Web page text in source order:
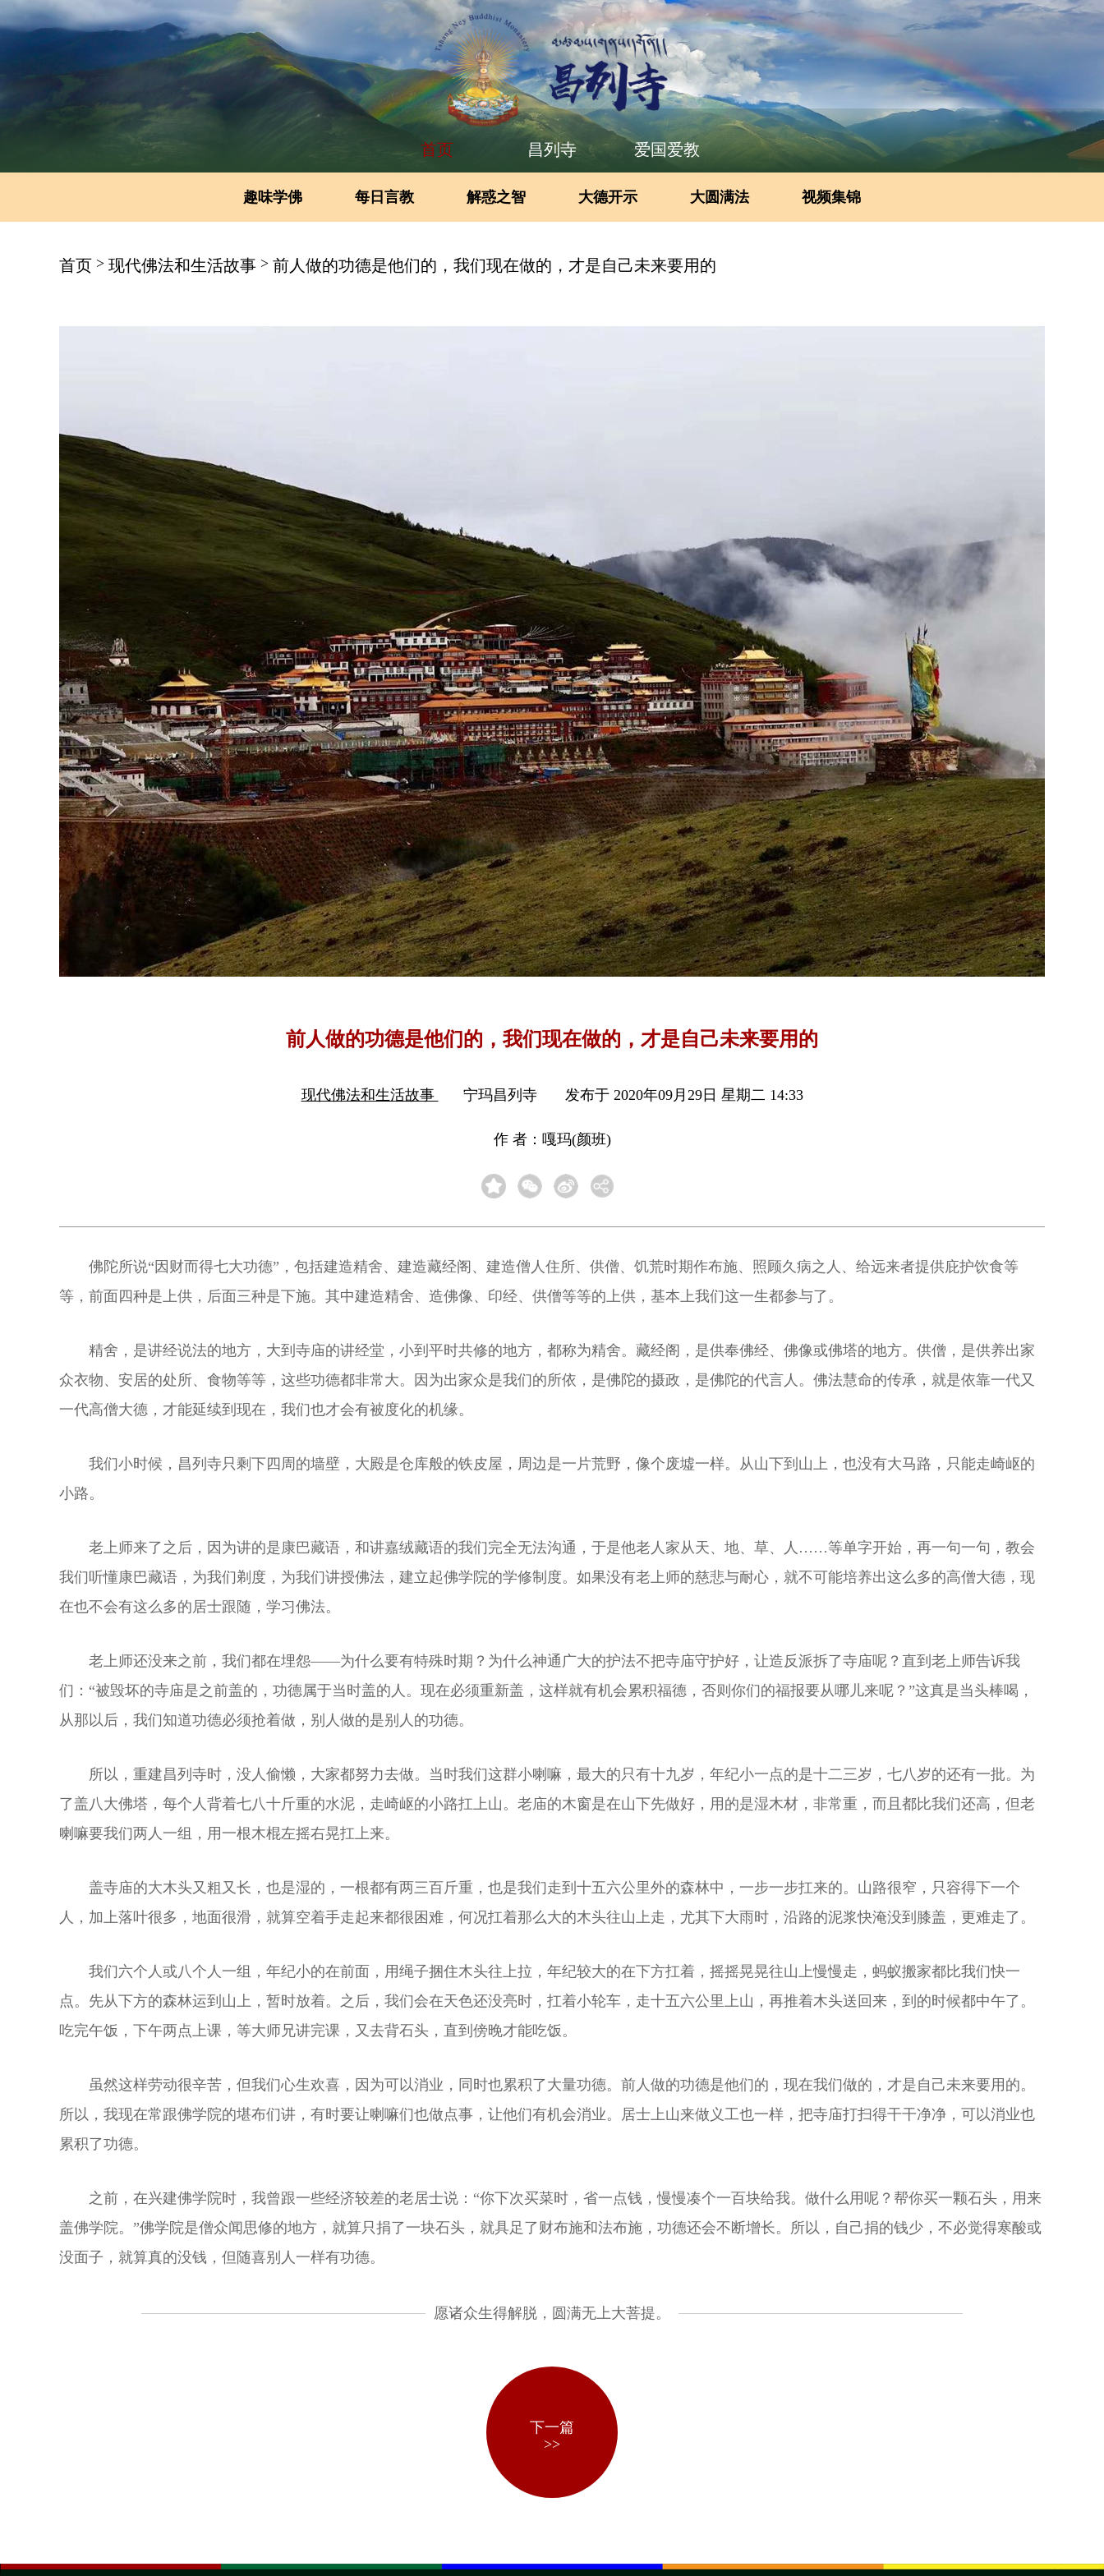
首页 昌列寺 爱国爱教
趣味学佛 每日言教 解惑之智 大德开示 大圆满法 视频集锦
首页 > 现代佛法和生活故事 > 前人做的功德是他们的，我们现在做的，才是自己未来要用的
前人做的功德是他们的，我们现在做的，才是自己未来要用的
现代佛法和生活故事 宁玛昌列寺 发布于 2020年09月29日 星期二 14:33
作 者：嘎玛(颜班)
佛陀所说“因财而得七大功德”，包括建造精舍、建造藏经阁、建造僧人住所、供僧、饥荒时期作布施、照顾久病之人、给远来者提供庇护饮食等
等，前面四种是上供，后面三种是下施。其中建造精舍、造佛像、印经、供僧等等的上供，基本上我们这一生都参与了。
精舍，是讲经说法的地方，大到寺庙的讲经堂，小到平时共修的地方，都称为精舍。藏经阁，是供奉佛经、佛像或佛塔的地方。供僧，是供养出家
众衣物、安居的处所、食物等等，这些功德都非常大。因为出家众是我们的所依，是佛陀的摄政，是佛陀的代言人。佛法慧命的传承，就是依靠一代又
一代高僧大德，才能延续到现在，我们也才会有被度化的机缘。
我们小时候，昌列寺只剩下四周的墙壁，大殿是仓库般的铁皮屋，周边是一片荒野，像个废墟一样。从山下到山上，也没有大马路，只能走崎岖的
小路。
老上师来了之后，因为讲的是康巴藏语，和讲嘉绒藏语的我们完全无法沟通，于是他老人家从天、地、草、人……等单字开始，再一句一句，教会
我们听懂康巴藏语，为我们剃度，为我们讲授佛法，建立起佛学院的学修制度。如果没有老上师的慈悲与耐心，就不可能培养出这么多的高僧大德，现
在也不会有这么多的居士跟随，学习佛法。
老上师还没来之前，我们都在埋怨——为什么要有特殊时期？为什么神通广大的护法不把寺庙守护好，让造反派拆了寺庙呢？直到老上师告诉我
们：“被毁坏的寺庙是之前盖的，功德属于当时盖的人。现在必须重新盖，这样就有机会累积福德，否则你们的福报要从哪儿来呢？”这真是当头棒喝，
从那以后，我们知道功德必须抢着做，别人做的是别人的功德。
所以，重建昌列寺时，没人偷懒，大家都努力去做。当时我们这群小喇嘛，最大的只有十九岁，年纪小一点的是十二三岁，七八岁的还有一批。为
了盖八大佛塔，每个人背着七八十斤重的水泥，走崎岖的小路扛上山。老庙的木窗是在山下先做好，用的是湿木材，非常重，而且都比我们还高，但老
喇嘛要我们两人一组，用一根木棍左摇右晃扛上来。
盖寺庙的大木头又粗又长，也是湿的，一根都有两三百斤重，也是我们走到十五六公里外的森林中，一步一步扛来的。山路很窄，只容得下一个
人，加上落叶很多，地面很滑，就算空着手走起来都很困难，何况扛着那么大的木头往山上走，尤其下大雨时，沿路的泥浆快淹没到膝盖，更难走了。
我们六个人或八个人一组，年纪小的在前面，用绳子捆住木头往上拉，年纪较大的在下方扛着，摇摇晃晃往山上慢慢走，蚂蚁搬家都比我们快一
点。先从下方的森林运到山上，暂时放着。之后，我们会在天色还没亮时，扛着小轮车，走十五六公里上山，再推着木头送回来，到的时候都中午了。
吃完午饭，下午两点上课，等大师兄讲完课，又去背石头，直到傍晚才能吃饭。
虽然这样劳动很辛苦，但我们心生欢喜，因为可以消业，同时也累积了大量功德。前人做的功德是他们的，现在我们做的，才是自己未来要用的。
所以，我现在常跟佛学院的堪布们讲，有时要让喇嘛们也做点事，让他们有机会消业。居士上山来做义工也一样，把寺庙打扫得干干净净，可以消业也
累积了功德。
之前，在兴建佛学院时，我曾跟一些经济较差的老居士说：“你下次买菜时，省一点钱，慢慢凑个一百块给我。做什么用呢？帮你买一颗石头，用来
盖佛学院。”佛学院是僧众闻思修的地方，就算只捐了一块石头，就具足了财布施和法布施，功德还会不断增长。所以，自己捐的钱少，不必觉得寒酸或
没面子，就算真的没钱，但随喜别人一样有功德。
愿诸众生得解脱，圆满无上大菩提。
下一篇
>>